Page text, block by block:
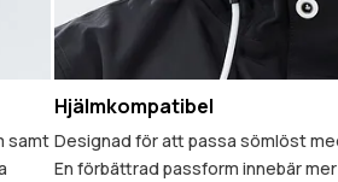
samt
Hjälmkompatibel
Designad för att passa sömlöst
En förbättrad passform innebär